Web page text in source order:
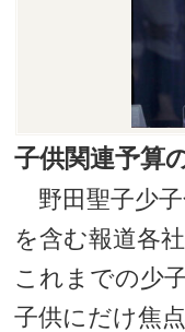
子供関連予算
野田聖子少子
を含む報道各
これまでの少
子供にだけ焦